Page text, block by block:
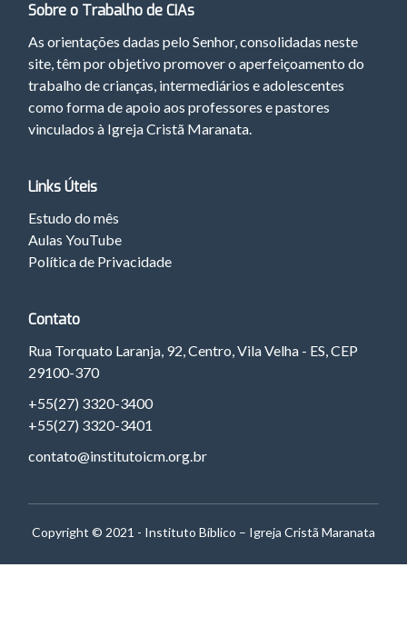
Sobre o Trabalho de CIAs
As orientações dadas pelo Senhor, consolidadas neste
site, têm por objetivo promover o aperfeiçoamento do
trabalho de crianças, intermediários e adolescentes
como forma de apoio aos professores e pastores
vinculados à Igreja Cristã Maranata.
Links Úteis
Estudo do mês
Aulas YouTube
Política de Privacidade
Contato
Rua Torquato Laranja, 92, Centro, Vila Velha - ES, CEP
29100-370
+55(27) 3320-3400
+55(27) 3320-3401
contato@institutoicm.org.br
Copyright © 2021 - Instituto Bíblico – Igreja Cristã Maranata